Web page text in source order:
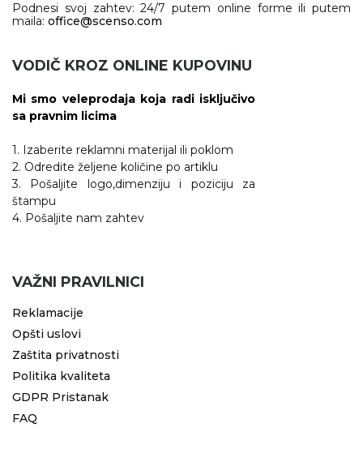
Podnesi svoj zahtev: 24/7 putem online forme ili putem
maila: office@scenso.com
VODIČ KROZ ONLINE KUPOVINU
Mi smo veleprodaja koja radi isključivo
sa pravnim licima
1. Izaberite reklamni materijal ili poklom
2. Odredite željene količine po artiklu
3. Pošaljite logo,dimenziju i poziciju za
štampu
4. Pošaljite nam zahtev
VAŽNI PRAVILNICI
Reklamacije
Opšti uslovi
Zaštita privatnosti
Politika kvaliteta
GDPR Pristanak
FAQ